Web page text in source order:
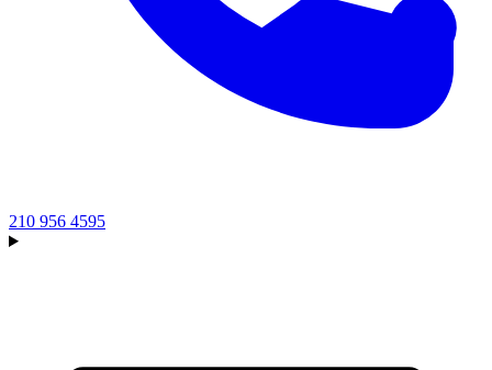
210 956 4595